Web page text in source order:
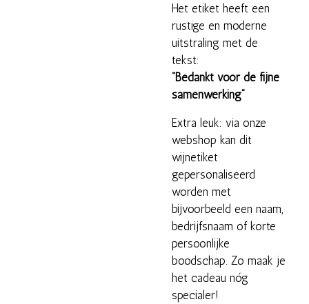
Het etiket heeft een
rustige en moderne
uitstraling met de
tekst:
“Bedankt voor de fijne
samenwerking”
Extra leuk: via onze
webshop kan dit
wijnetiket
gepersonaliseerd
worden met
bijvoorbeeld een naam,
bedrijfsnaam of korte
persoonlijke
boodschap. Zo maak je
het cadeau nóg
specialer!